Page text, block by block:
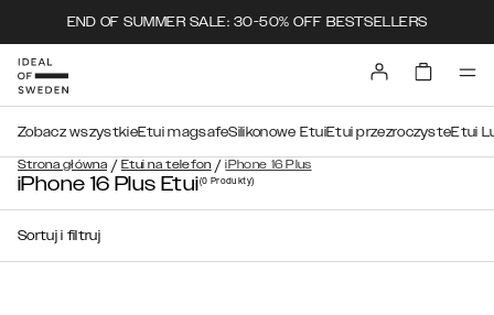
END OF SUMMER SALE: 30-50% OFF BESTSELLERS
Strona główna / Etui na telefon / iPhone 16 Plus
Zobacz wszystkieEtui magsafeSilikonowe EtuiEtui przezroczysteEtui
iPhone 16 Plus Etui(0 Produkty)
Sortuj i filtruj